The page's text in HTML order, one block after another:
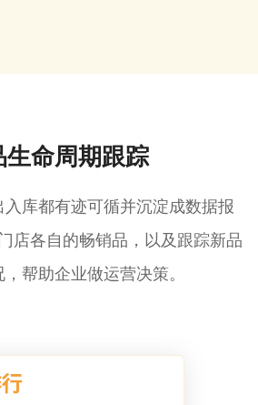
生命周期跟踪
库都有迹可循并沉淀成数据报
店各自的畅销品，以及跟踪新品
帮助企业做运营决策。